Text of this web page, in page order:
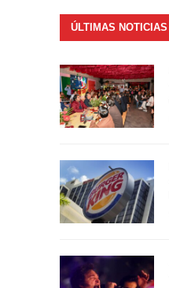
ÚLTIMAS NOTICIAS